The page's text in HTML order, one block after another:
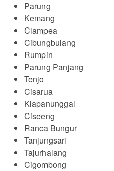
Parung
Kemang
Ciampea
Cibungbulang
Rumpin
Parung Panjang
Tenjo
Cisarua
Klapanunggal
Ciseeng
Ranca Bungur
Tanjungsari
Tajurhalang
Cigombong